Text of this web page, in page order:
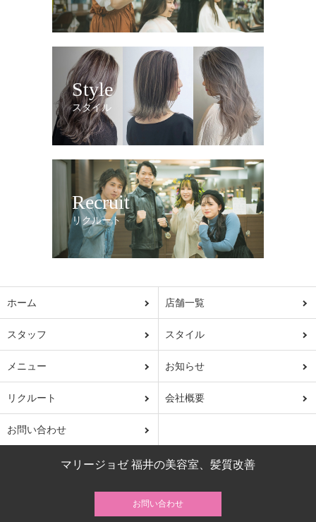
Style
スタイル
Recruit
リクルート
ホーム 店舗一覧
スタッフ スタイル
メニュー お知らせ
リクルート 会社概要
お問い合わせ
マリージョゼ 福井の美容室、髪質改善
お問い合わせ